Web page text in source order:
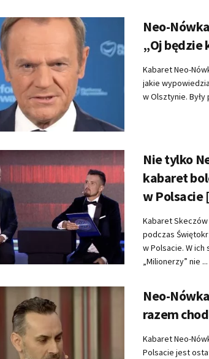
Neo-
„Oj będzie
Kabaret Neo-
jakie
w Olsztynie. Były
Nie tylko
kabaret
w Polsacie
Kabaret
podczas
w Polsacie. W
„Milionerzy” nie ...
Neo-
razem
Kabaret Neo-
Polsacie jest